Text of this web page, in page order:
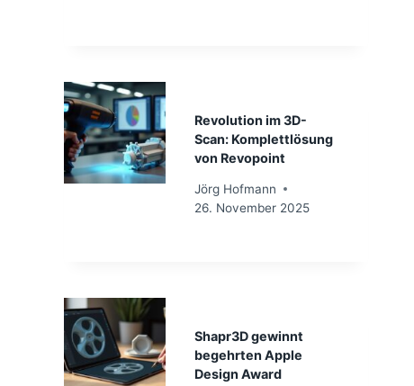
Revolution im 3D-
Scan: Komplettlösung
von Revopoint
Jörg Hofmann
26. November 2025
Shapr3D gewinnt
begehrten Apple
Design Award